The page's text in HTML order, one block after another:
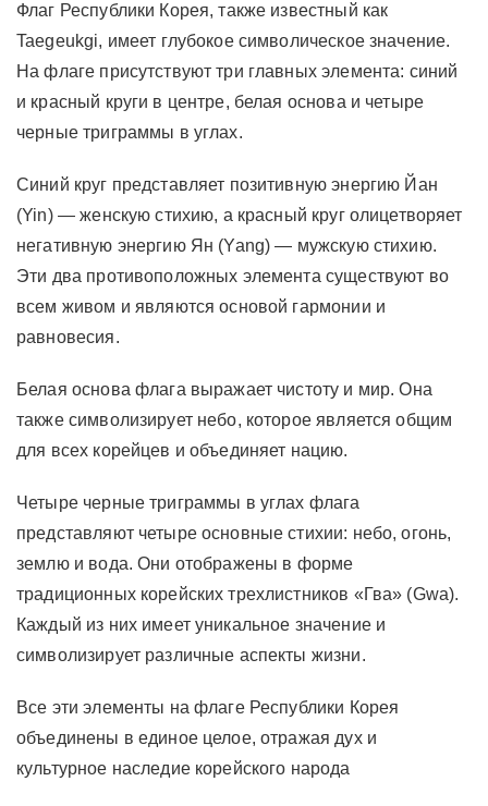
Флаг Республики Корея, также известный как
Taegeukgi, имеет глубокое символическое значение.
На флаге присутствуют три главных элемента: синий
и красный круги в центре, белая основа и четыре
черные триграммы в углах.
Синий круг представляет позитивную энергию Йан
(Yin) — женскую стихию, а красный круг олицетворяет
негативную энергию Ян (Yang) — мужскую стихию.
Эти два противоположных элемента существуют во
всем живом и являются основой гармонии и
равновесия.
Белая основа флага выражает чистоту и мир. Она
также символизирует небо, которое является общим
для всех корейцев и объединяет нацию.
Четыре черные триграммы в углах флага
представляют четыре основные стихии: небо, огонь,
землю и вода. Они отображены в форме
традиционных корейских трехлистников «Гва» (Gwa).
Каждый из них имеет уникальное значение и
символизирует различные аспекты жизни.
Все эти элементы на флаге Республики Корея
объединены в единое целое, отражая дух и
культурное наследие корейского народа